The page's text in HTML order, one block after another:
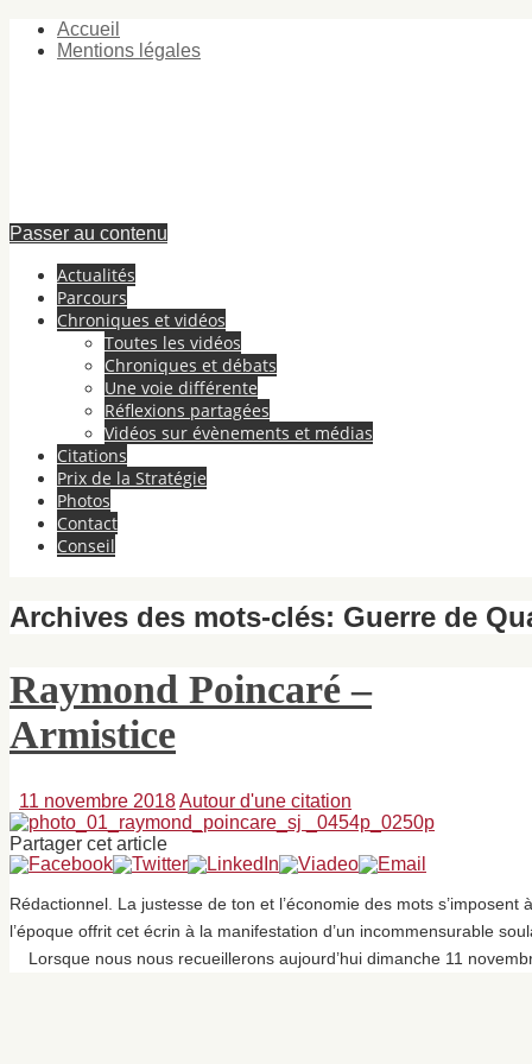
Accueil
Mentions légales
Passer au contenu
Actualités
Parcours
Chroniques et vidéos
Toutes les vidéos
Chroniques et débats
Une voie différente
Réflexions partagées
Vidéos sur évènements et médias
Citations
Prix de la Stratégie
Photos
Contact
Conseil
Archives des mots-clés: Guerre de
Raymond Poincaré –
Armistice
11 novembre 2018Autour d'une citation
Partager cet article
Rédactionnel. La justesse de ton et l’économie des mots s’imposent
l’époque offrit cet écrin à la manifestation d’un incommensurable
Lorsque nous nous recueillerons aujourd’hui dimanche 11